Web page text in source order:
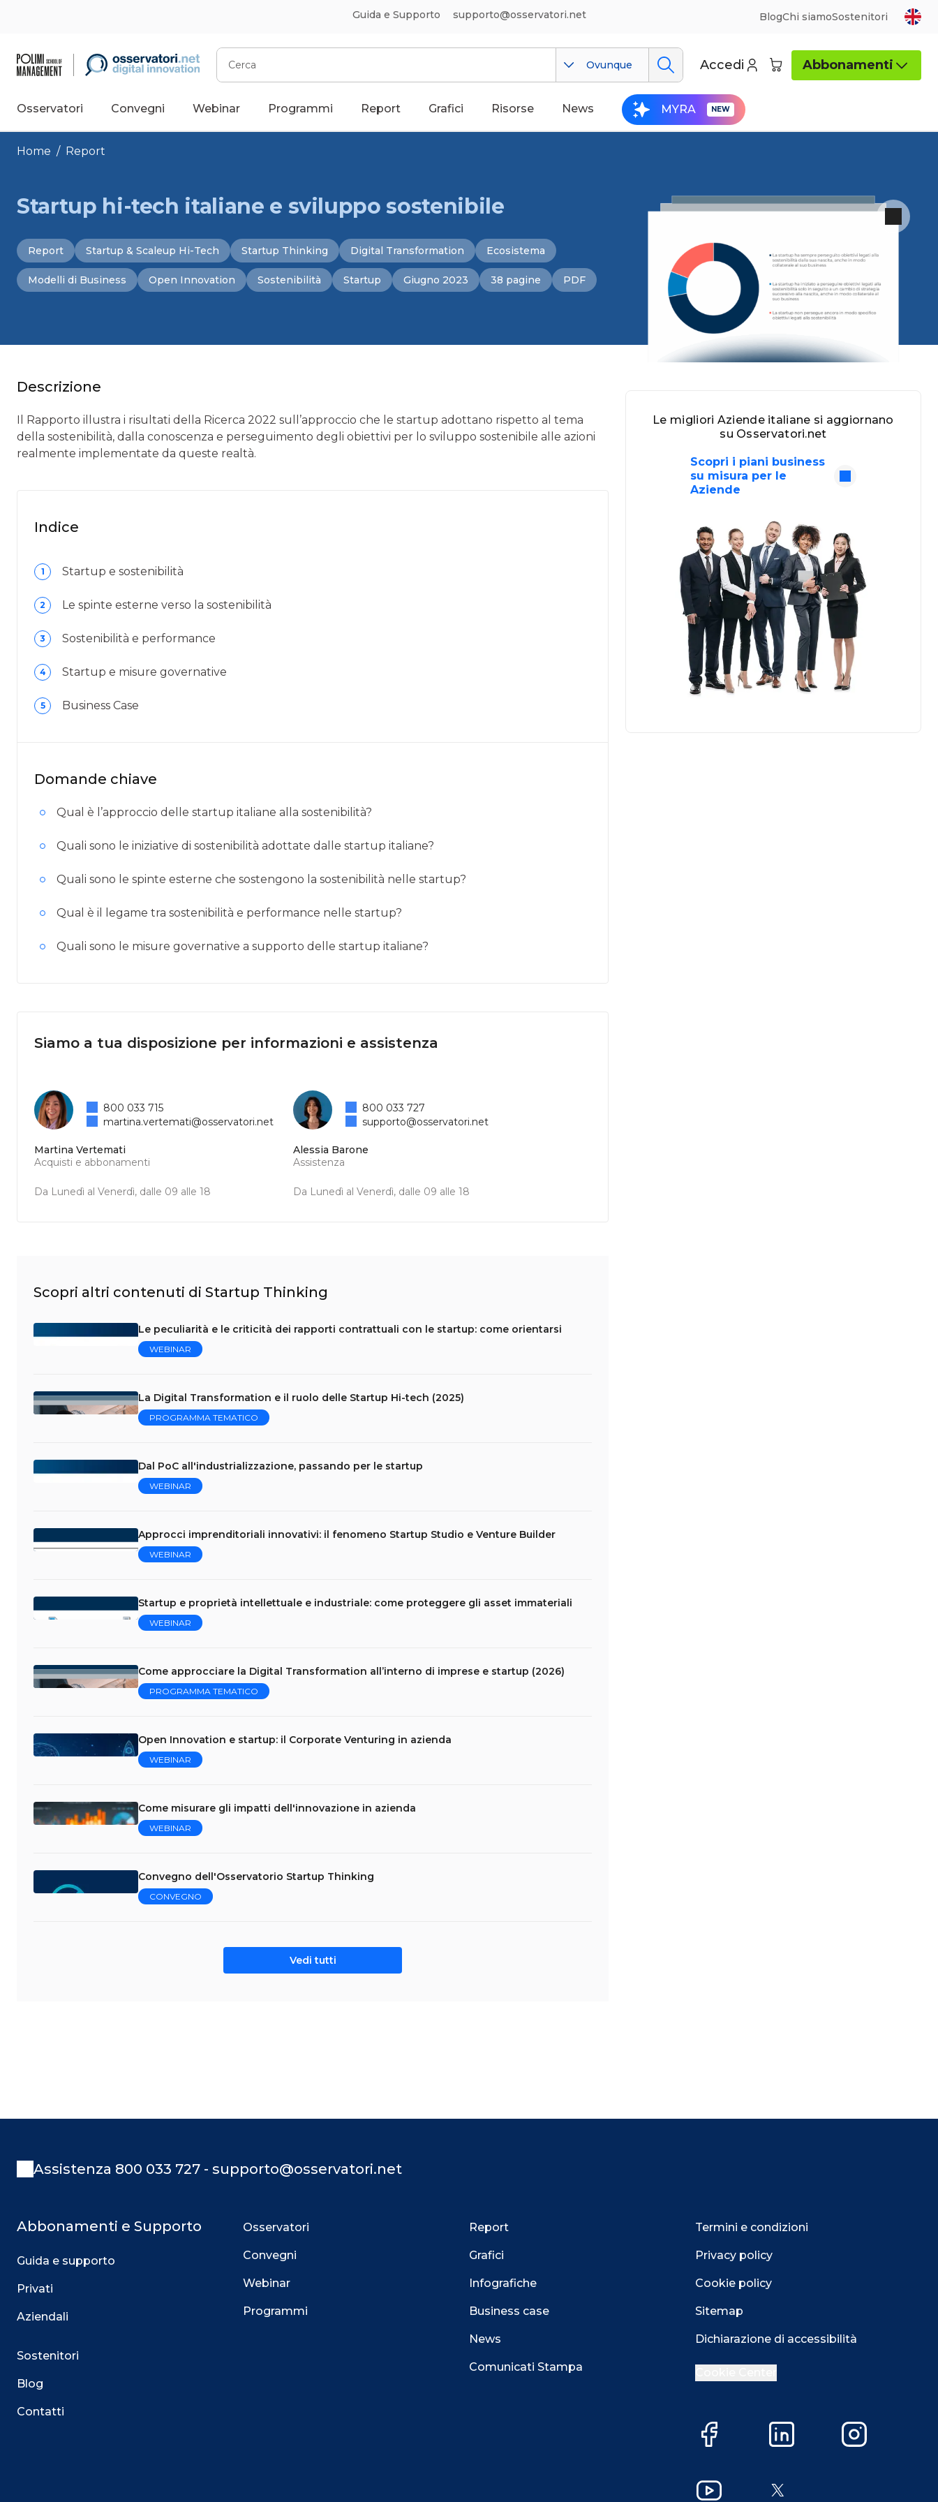
Guida e Supporto supporto@osservatori.net BlogChi siamoSostenitori
Cerca
Ovunque Accedi Abbonamenti
Osservatori Convegni Webinar Programmi Report Grafici Risorse News MYRA
Home / Report
Startup hi-tech italiane e sviluppo sostenibile
Report Startup & Scaleup Hi-Tech Startup Thinking Digital Transformation Ecosistema
Modelli di Business Open Innovation Sostenibilità Startup Giugno 2023 38 pagine PDF
Descrizione
Il Rapporto illustra i risultati della Ricerca 2022 sull’approccio che le startup adottano rispetto al tema
della sostenibilità, dalla conoscenza e perseguimento degli obiettivi per lo sviluppo sostenibile alle azioni
realmente implementate da queste realtà.
Indice
1 Startup e sostenibilità
2 Le spinte esterne verso la sostenibilità
3 Sostenibilità e performance
4 Startup e misure governative
5 Business Case
Domande chiave
Qual è l’approccio delle startup italiane alla sostenibilità?
Quali sono le iniziative di sostenibilità adottate dalle startup italiane?
Quali sono le spinte esterne che sostengono la sostenibilità nelle startup?
Qual è il legame tra sostenibilità e performance nelle startup?
Quali sono le misure governative a supporto delle startup italiane?
Siamo a tua disposizione per informazioni e assistenza
Martina Vertemati
Acquisti e abbonamenti
Da Lunedì al Venerdì, dalle 09 alle 18
800 033 715
martina.vertemati@osservatori.net
Alessia Barone
Assistenza
Da Lunedì al Venerdì, dalle 09 alle 18
800 033 727
supporto@osservatori.net
Scopri altri contenuti di Startup Thinking
Le peculiarità e le criticità dei rapporti contrattuali con le startup: come orientarsi
WEBINAR
La Digital Transformation e il ruolo delle Startup Hi-tech (2025)
PROGRAMMA TEMATICO
Dal PoC all'industrializzazione, passando per le startup
WEBINAR
Approcci imprenditoriali innovativi: il fenomeno Startup Studio e Venture Builder
WEBINAR
Startup e proprietà intellettuale e industriale: come proteggere gli asset immateriali
WEBINAR
Come approcciare la Digital Transformation all’interno di imprese e startup (2026)
PROGRAMMA TEMATICO
Open Innovation e startup: il Corporate Venturing in azienda
WEBINAR
Come misurare gli impatti dell'innovazione in azienda
WEBINAR
Convegno dell'Osservatorio Startup Thinking
CONVEGNO
Vedi tutti
Le migliori Aziende italiane si aggiornano
su Osservatori.net
Scopri i piani business
su misura per le
Aziende
Assistenza 800 033 727 - supporto@osservatori.net
Abbonamenti e Supporto
Guida e supporto
Privati
Aziendali
Sostenitori
Blog
Contatti
Osservatori
Convegni
Webinar
Programmi
Report
Grafici
Infografiche
Business case
News
Comunicati Stampa
Termini e condizioni
Privacy policy
Cookie policy
Sitemap
Dichiarazione di accessibilità
Facebook LinkedIn Instagram
YouTube X
Accetta Più opzioni